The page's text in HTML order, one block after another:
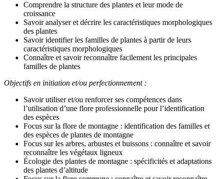
Comprendre la structure des plantes et leur mode de
croissance
Savoir analyser et décrire les caractéristiques morphologiques
des plantes
Savoir identifier les familles de plantes à partir de leurs
caractéristiques morphologiques
Connaître et savoir reconnaître facilement les principales
familles de plantes
Objectifs en initiation et/ou perfectionnement :
Savoir utiliser et/ou renforcer ses compétences dans
l’utilisation d’une flore professionnelle pour l’identification
des espèces
Focus sur la flore de montagne : identification des familles et
des espèces de plantes de montagne
Focus sur les arbres, arbustes et buissons : connaître et savoir
reconnaître les végétaux ligneux
Écologie des plantes de montagne : spécificités et adaptations
des plantes d’altitude